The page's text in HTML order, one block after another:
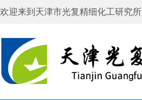
欢迎来到 天津市光复精细化工研究所